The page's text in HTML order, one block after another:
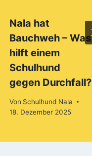
Nala hat
Bauchweh – Was
hilft einem
Schulhund
gegen Durchfall?
Von Schulhund Nala
18. Dezember 2025